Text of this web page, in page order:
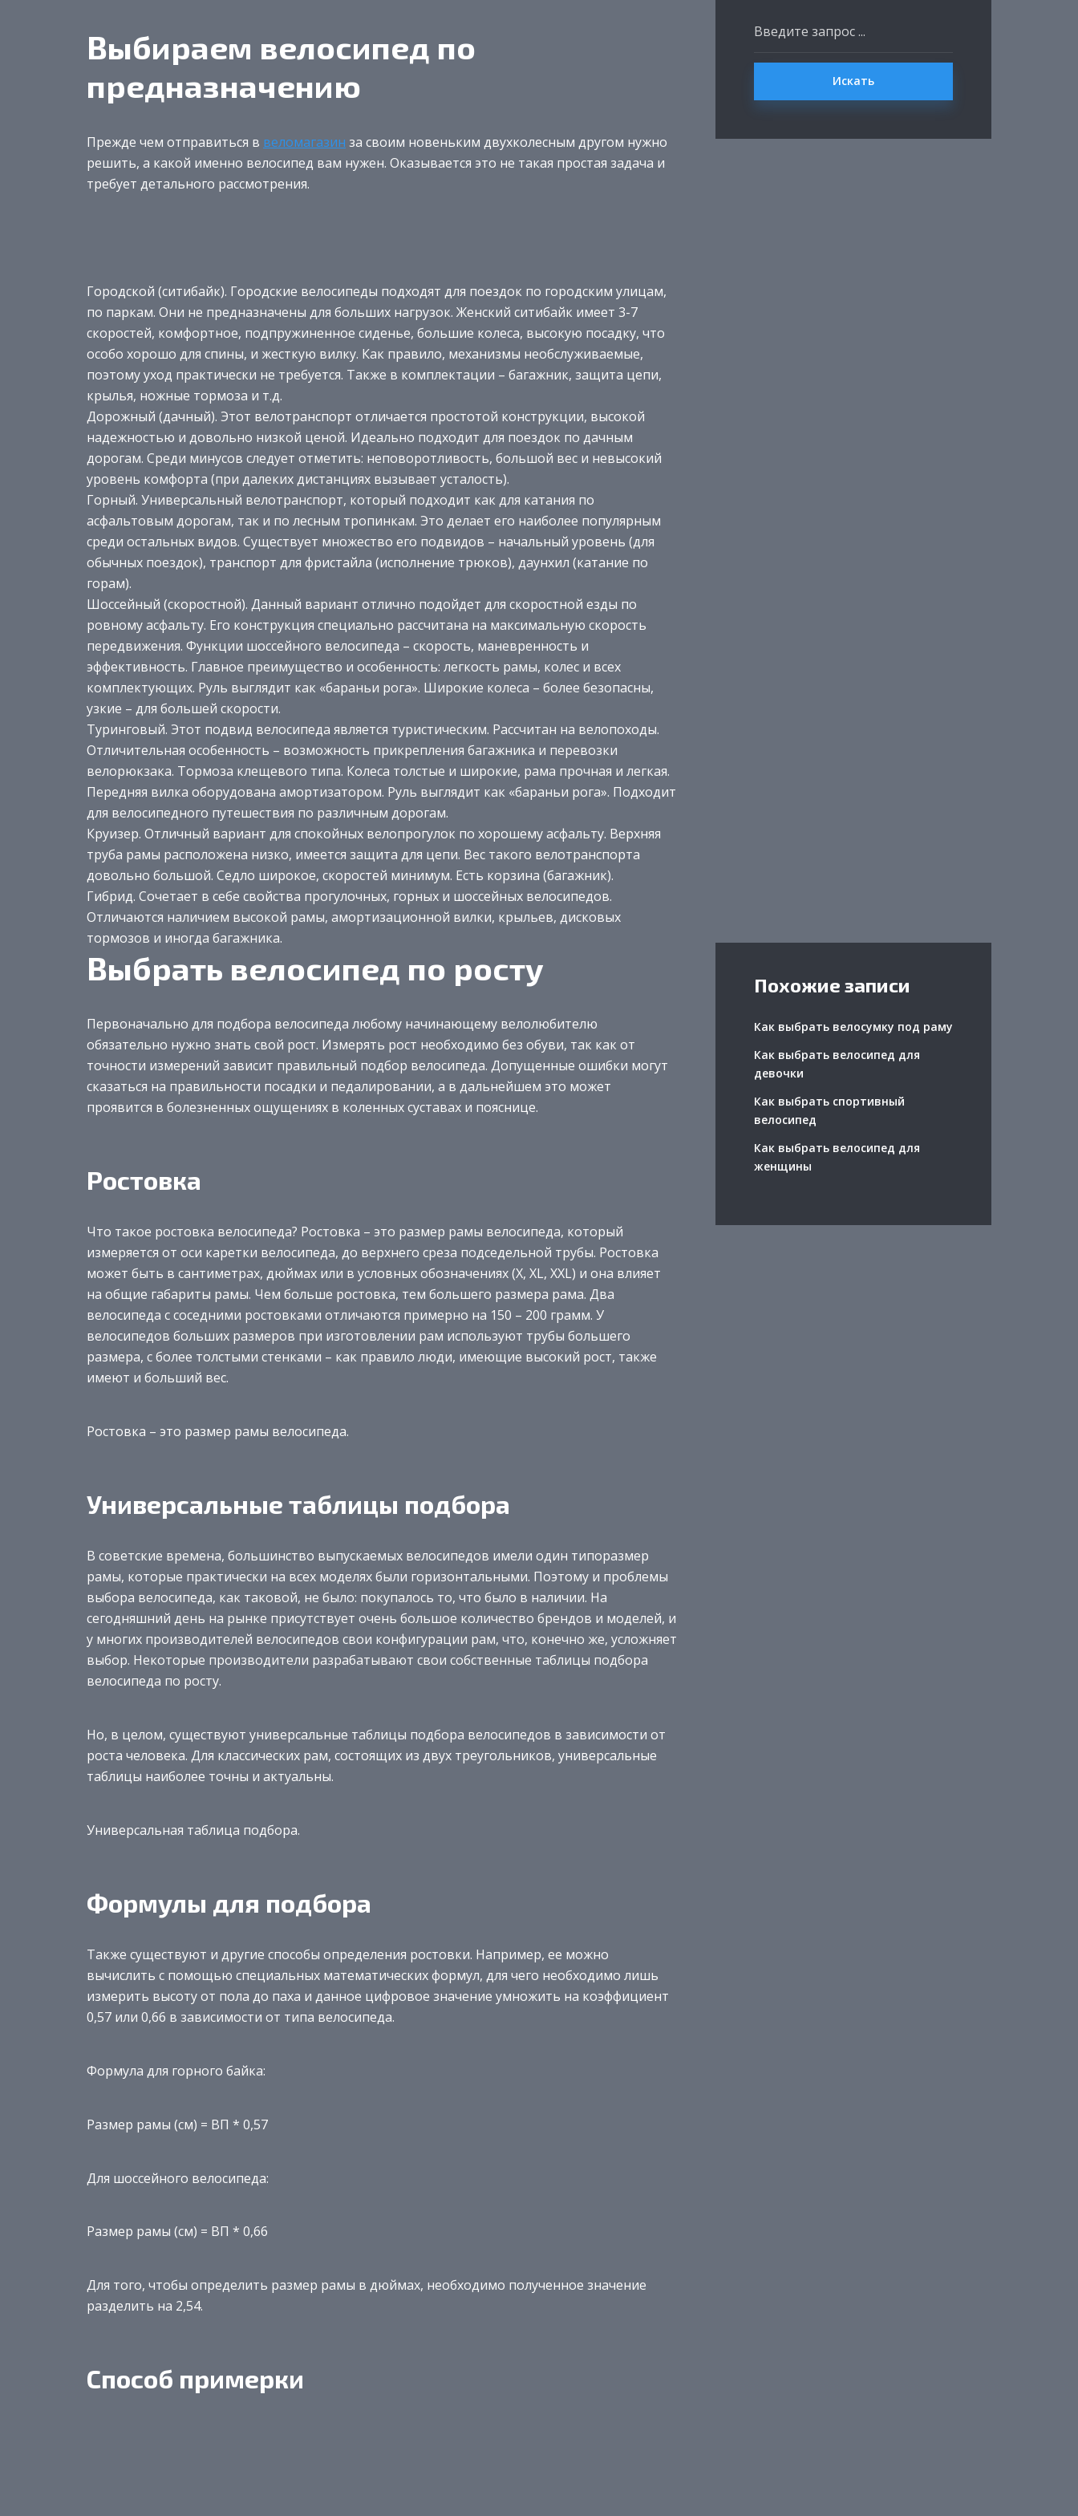
Выбираем велосипед по
предназначению
Прежде чем отправиться в веломагазин за своим новеньким двухколесным другом нужно
решить, а какой именно велосипед вам нужен. Оказывается это не такая простая задача и
требует детального рассмотрения.
Городской (ситибайк). Городские велосипеды подходят для поездок по городским улицам,
по паркам. Они не предназначены для больших нагрузок. Женский ситибайк имеет 3-7
скоростей, комфортное, подпружиненное сиденье, большие колеса, высокую посадку, что
особо хорошо для спины, и жесткую вилку. Как правило, механизмы необслуживаемые,
поэтому уход практически не требуется. Также в комплектации – багажник, защита цепи,
крылья, ножные тормоза и т.д.
Дорожный (дачный). Этот велотранспорт отличается простотой конструкции, высокой
надежностью и довольно низкой ценой. Идеально подходит для поездок по дачным
дорогам. Среди минусов следует отметить: неповоротливость, большой вес и невысокий
уровень комфорта (при далеких дистанциях вызывает усталость).
Горный. Универсальный велотранспорт, который подходит как для катания по
асфальтовым дорогам, так и по лесным тропинкам. Это делает его наиболее популярным
среди остальных видов. Существует множество его подвидов – начальный уровень (для
обычных поездок), транспорт для фристайла (исполнение трюков), даунхил (катание по
горам).
Шоссейный (скоростной). Данный вариант отлично подойдет для скоростной езды по
ровному асфальту. Его конструкция специально рассчитана на максимальную скорость
передвижения. Функции шоссейного велосипеда – скорость, маневренность и
эффективность. Главное преимущество и особенность: легкость рамы, колес и всех
комплектующих. Руль выглядит как «бараньи рога». Широкие колеса – более безопасны,
узкие – для большей скорости.
Туринговый. Этот подвид велосипеда является туристическим. Рассчитан на велопоходы.
Отличительная особенность – возможность прикрепления багажника и перевозки
велорюкзака. Тормоза клещевого типа. Колеса толстые и широкие, рама прочная и легкая.
Передняя вилка оборудована амортизатором. Руль выглядит как «бараньи рога». Подходит
для велосипедного путешествия по различным дорогам.
Круизер. Отличный вариант для спокойных велопрогулок по хорошему асфальту. Верхняя
труба рамы расположена низко, имеется защита для цепи. Вес такого велотранспорта
довольно большой. Седло широкое, скоростей минимум. Есть корзина (багажник).
Гибрид. Сочетает в себе свойства прогулочных, горных и шоссейных велосипедов.
Отличаются наличием высокой рамы, амортизационной вилки, крыльев, дисковых
тормозов и иногда багажника.
Выбрать велосипед по росту
Первоначально для подбора велосипеда любому начинающему велолюбителю
обязательно нужно знать свой рост. Измерять рост необходимо без обуви, так как от
точности измерений зависит правильный подбор велосипеда. Допущенные ошибки могут
сказаться на правильности посадки и педалировании, а в дальнейшем это может
проявится в болезненных ощущениях в коленных суставах и пояснице.
Ростовка
Что такое ростовка велосипеда? Ростовка – это размер рамы велосипеда, который
измеряется от оси каретки велосипеда, до верхнего среза подседельной трубы. Ростовка
может быть в сантиметрах, дюймах или в условных обозначениях (X, XL, XXL) и она влияет
на общие габариты рамы. Чем больше ростовка, тем большего размера рама. Два
велосипеда с соседними ростовками отличаются примерно на 150 – 200 грамм. У
велосипедов больших размеров при изготовлении рам используют трубы большего
размера, с более толстыми стенками – как правило люди, имеющие высокий рост, также
имеют и больший вес.
Ростовка – это размер рамы велосипеда.
Универсальные таблицы подбора
В советские времена, большинство выпускаемых велосипедов имели один типоразмер
рамы, которые практически на всех моделях были горизонтальными. Поэтому и проблемы
выбора велосипеда, как таковой, не было: покупалось то, что было в наличии. На
сегодняшний день на рынке присутствует очень большое количество брендов и моделей, и
у многих производителей велосипедов свои конфигурации рам, что, конечно же, усложняет
выбор. Некоторые производители разрабатывают свои собственные таблицы подбора
велосипеда по росту.
Но, в целом, существуют универсальные таблицы подбора велосипедов в зависимости от
роста человека. Для классических рам, состоящих из двух треугольников, универсальные
таблицы наиболее точны и актуальны.
Универсальная таблица подбора.
Формулы для подбора
Также существуют и другие способы определения ростовки. Например, ее можно
вычислить с помощью специальных математических формул, для чего необходимо лишь
измерить высоту от пола до паха и данное цифровое значение умножить на коэффициент
0,57 или 0,66 в зависимости от типа велосипеда.
Формула для горного байка:
Размер рамы (см) = ВП * 0,57
Для шоссейного велосипеда:
Размер рамы (см) = ВП * 0,66
Для того, чтобы определить размер рамы в дюймах, необходимо полученное значение
разделить на 2,54.
Способ примерки
Искать
Похожие записи
Как выбрать велосумку под раму
Как выбрать велосипед для
девочки
Как выбрать спортивный
велосипед
Как выбрать велосипед для
женщины